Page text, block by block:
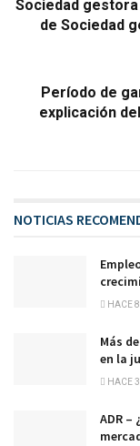
Sociedad
de Sociedad
Período de
explicación
NOTICIAS
HACE
Más
en la
HACE
ADR –